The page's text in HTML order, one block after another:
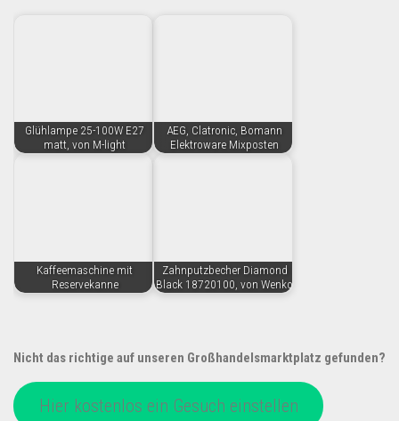
Glühlampe 25-100W E27
matt, von M-light
AEG, Clatronic, Bomann
Elektroware Mixposten
Kaffeemaschine mit
Reservekanne
Zahnputzbecher Diamond
Black 18720100, von Wenko
Nicht das richtige auf unseren Großhandelsmarktplatz gefunden?
Hier kostenlos ein Gesuch einstellen